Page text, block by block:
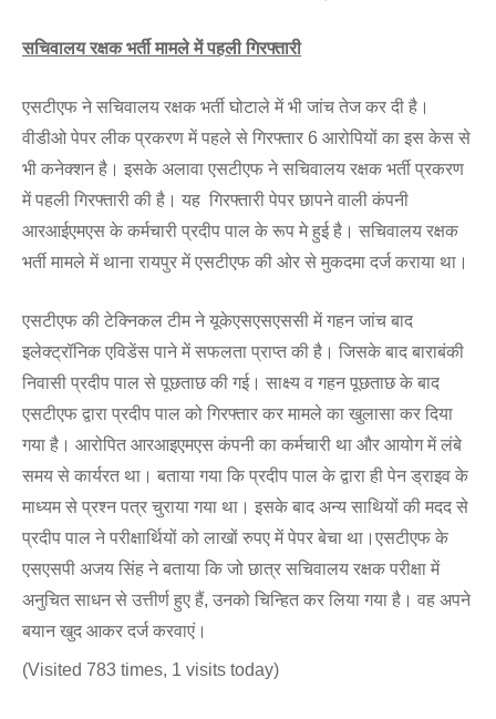
सचिवालय रक्षक भर्ती मामले में पहली गिरफ्तारी
एसटीएफ ने सचिवालय रक्षक भर्ती घोटाले में भी जांच तेज कर दी है।
वीडीओ पेपर लीक प्रकरण में पहले से गिरफ्तार 6 आरोपियों का इस केस से
भी कनेक्शन है। इसके अलावा एसटीएफ ने सचिवालय रक्षक भर्ती प्रकरण
में पहली गिरफ्तारी की है। यह गिरफ्तारी पेपर छापने वाली कंपनी
आरआईएमएस के कर्मचारी प्रदीप पाल के रूप मे हुई है। सचिवालय रक्षक
भर्ती मामले में थाना रायपुर में एसटीएफ की ओर से मुकदमा दर्ज कराया था।
एसटीएफ की टेक्निकल टीम ने यूकेएसएसएससी में गहन जांच बाद
इलेक्ट्रॉनिक एविडेंस पाने में सफलता प्राप्त की है। जिसके बाद बाराबंकी
निवासी प्रदीप पाल से पूछताछ की गई। साक्ष्य व गहन पूछताछ के बाद
एसटीएफ द्वारा प्रदीप पाल को गिरफ्तार कर मामले का खुलासा कर दिया
गया है। आरोपित आरआइएमएस कंपनी का कर्मचारी था और आयोग में लंबे
समय से कार्यरत था। बताया गया कि प्रदीप पाल के द्वारा ही पेन ड्राइव के
माध्यम से प्रश्न पत्र चुराया गया था। इसके बाद अन्य साथियों की मदद से
प्रदीप पाल ने परीक्षार्थियों को लाखों रुपए में पेपर बेचा था।एसटीएफ के
एसएसपी अजय सिंह ने बताया कि जो छात्र सचिवालय रक्षक परीक्षा में
अनुचित साधन से उत्तीर्ण हुए हैं, उनको चिन्हित कर लिया गया है। वह अपने
बयान खुद आकर दर्ज करवाएं।
(Visited 783 times, 1 visits today)